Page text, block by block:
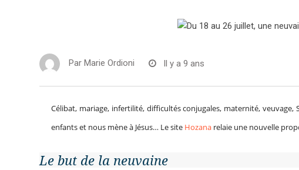
Par Marie Ordioni Il y a 9 ans
Célibat, mariage, infertilité, difficultés conjugales, maternité,
enfants et nous mène à Jésus… Le site Hozana relaie une nouvelle
Le but de la neuvaine